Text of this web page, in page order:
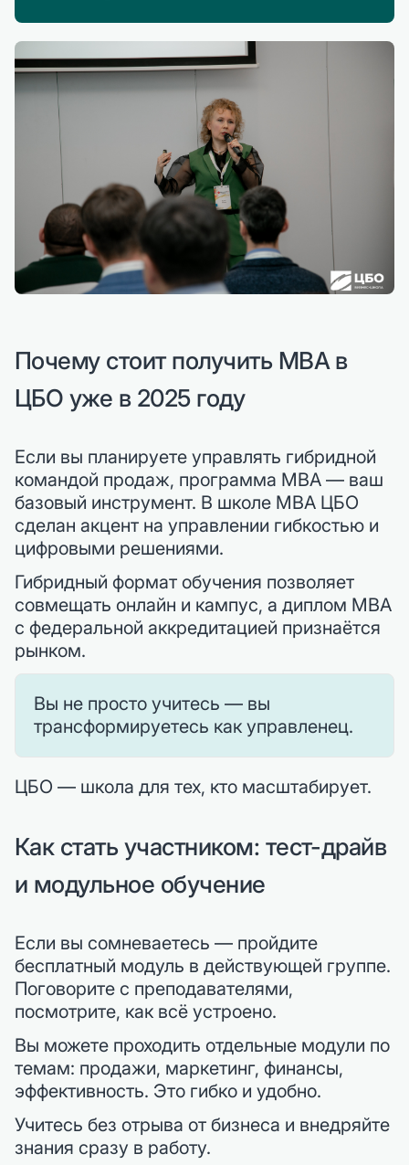
Почему стоит получить MBA в
ЦБО уже в 2025 году
Если вы планируете управлять гибридной
командой продаж, программа MBA — ваш
базовый инструмент. В школе MBA ЦБО
сделан акцент на управлении гибкостью и
цифровыми решениями.
Гибридный формат обучения позволяет
совмещать онлайн и кампус, а диплом MBA
с федеральной аккредитацией признаётся
рынком.
Вы не просто учитесь — вы
трансформируетесь как управленец.
ЦБО — школа для тех, кто масштабирует.
Как стать участником: тест-драйв
и модульное обучение
Если вы сомневаетесь — пройдите
бесплатный модуль в действующей группе.
Поговорите с преподавателями,
посмотрите, как всё устроено.
Вы можете проходить отдельные модули по
темам: продажи, маркетинг, финансы,
эффективность. Это гибко и удобно.
Учитесь без отрыва от бизнеса и внедряйте
знания сразу в работу.